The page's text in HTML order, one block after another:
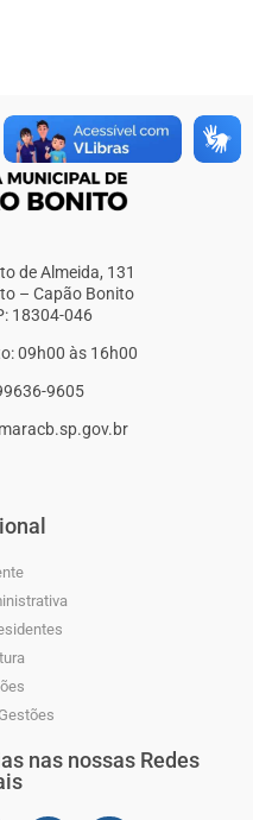
de Almeida, 131
– Capão Bonito
18304-046
09h00 às 16h00
9605
nas nossas Redes